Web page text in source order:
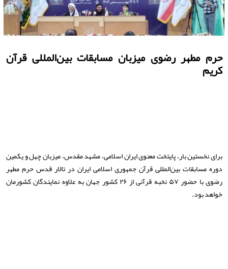
حرم مطهر رضوی میزبان مسابقات بین‌المللی قرآن
کریم
برای نخستین بار، پایتخت معنوی ایران اسلامی، مشهد مقدس، میزبان چهل و یکمین
دوره مسابقات بین‌المللی قرآن جمهوری اسلامی ایران در تالار قدس حرم مطهر
رضوی با حضور ۵۷ نخبه قرآنی از ۲۶ کشور جهان به علاوه نمایندگان کشورمان
خواهد بود.